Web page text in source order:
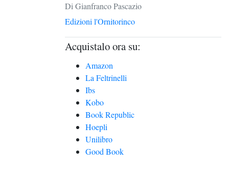
Di Gianfranco Pascazio
Edizioni l'Ornitorinco
Acquistalo ora su:
Amazon
La Feltrinelli
Ibs
Kobo
Book Republic
Hoepli
Unilibro
Good Book